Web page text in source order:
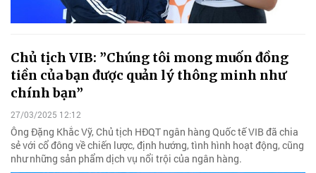
Chủ tịch VIB: ”Chúng tôi mong muốn đồng
tiền của bạn được quản lý thông minh như
chính bạn”
27/03/2025 12:12
Ông Đặng Khắc Vỹ, Chủ tịch HĐQT ngân hàng Quốc tế VIB đã chia
sẻ với cổ đông về chiến lược, định hướng, tình hình hoạt động, cũng
như những sản phẩm dịch vụ nổi trội của ngân hàng.